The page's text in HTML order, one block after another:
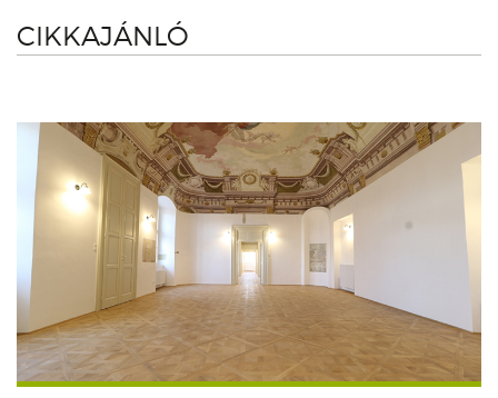
CIKKAJÁNLÓ